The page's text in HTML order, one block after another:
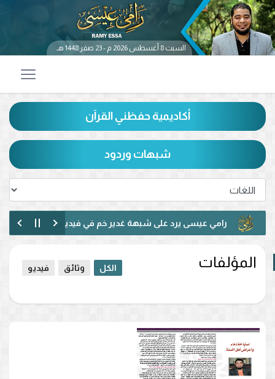
السبت 8 أغسطس 2026 م - 23 صفر 1448 هـ
أكاديمية حفظني القرآن
شبهات وردود
رامي عيسى يرد على شبهة غدير خم في فيديو متداول.. ماذا قال عن
المؤلفات الكل وثائق فيديو